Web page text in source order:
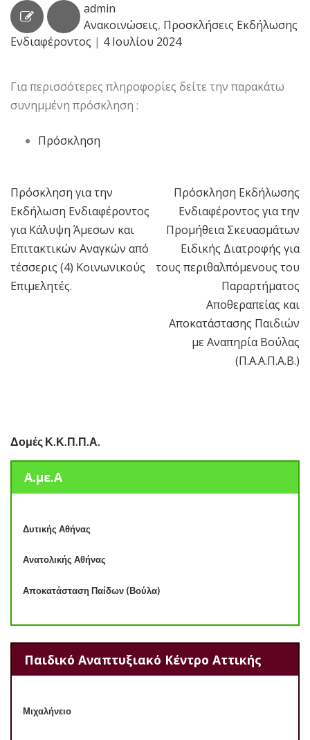
admin
Ανακοινώσεις, Προσκλήσεις Εκδήλωσης
Ενδιαφέροντος | 4 Ιουλίου 2024
Για περισσότερες πληροφορίες δείτε την παρακάτω
συνημμένη πρόσκληση :
Πρόσκληση
Πλοήγηση
άρθρων
Πρόσκληση για την
Εκδήλωση Ενδιαφέροντος
για Κάλυψη Άμεσων και
Επιτακτικών Αναγκών από
τέσσερις (4) Κοινωνικούς
Επιμελητές.
Πρόσκληση Εκδήλωσης
Ενδιαφέροντος για την
Προμήθεια Σκευασμάτων
Ειδικής Διατροφής για
τους περιθαλπόμενους του
Παραρτήματος
Αποθεραπείας και
Αποκατάστασης Παιδιών
με Αναπηρία Βούλας
(Π.Α.Α.Π.Α.Β.)
Δομές Κ.Κ.Π.Π.Α.
Α.με.Α
Δυτικής Αθήνας
Ανατολικής Αθήνας
Αποκατάσταση Παίδων (Βούλα)
Παιδικό Αναπτυξιακό Κέντρο Αττικής
Μιχαλήνειο